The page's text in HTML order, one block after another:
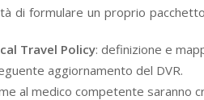
di formulare un proprio
Travel Policy: definizione e
aggiornamento del DVR.
al medico competente saranno